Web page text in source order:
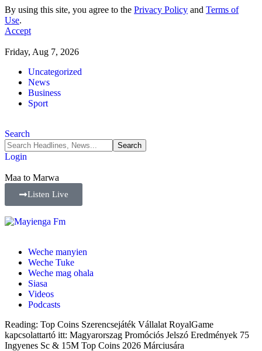
By using this site, you agree to the Privacy Policy and Terms of
Use.
Accept
Friday, Aug 7, 2026
Uncategorized
News
Business
Sport
Search
Login
Maa to Marwa
Listen Live
Weche manyien
Weche Tuke
Weche mag ohala
Siasa
Videos
Podcasts
Reading: Top Coins Szerencsejáték Vállalat RoyalGame
kapcsolattartó itt: Magyarorszag Promóciós Jelszó Eredmények 75
Ingyenes Sc & 15M Top Coins 2026 Márciusára